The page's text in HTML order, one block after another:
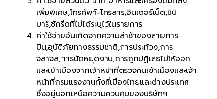
เพิ่มพิเศษ,โทรศัพท์-โทรสาร,อินเตอร์เน็ต,มินิ
บาร์,ซักรีดที่ไม่ได้ระบุไว้ในรายการ
ค่าใช้จ่ายอันเกิดจากความล่าช้าของสายการ
บิน,อุบัติภัยทางธรรมชาติ,การประท้วง,การ
จลาจล,การนัดหยุดงาน,การถูกปฏิเสธไม่ให้ออก
และเข้าเมืองจากเจ้าหน้าที่ตรวจคนเข้าเมืองและเจ้า
หน้าที่กรมแรงงานทั้งที่เมืองไทยและต่างประเทศ
ซึ่งอยู่นอกเหนือความควบคุมของบริษัทฯ